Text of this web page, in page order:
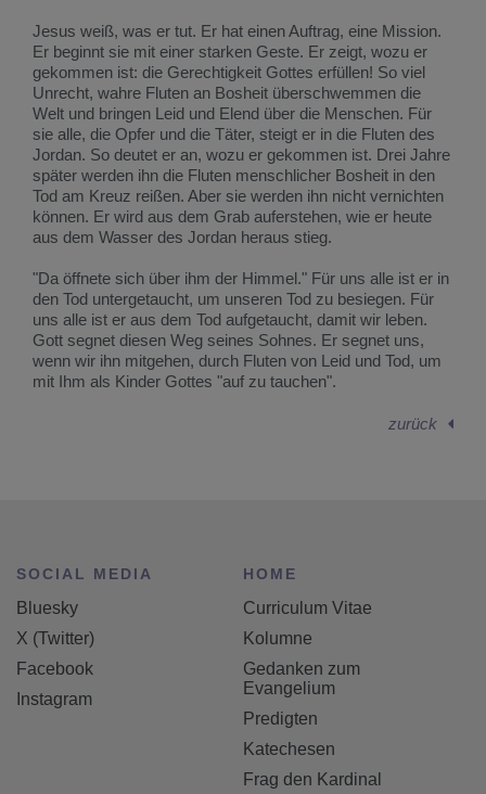
Jesus weiß, was er tut. Er hat einen Auftrag, eine Mission.
Er beginnt sie mit einer starken Geste. Er zeigt, wozu er
gekommen ist: die Gerechtigkeit Gottes erfüllen! So viel
Unrecht, wahre Fluten an Bosheit überschwemmen die
Welt und bringen Leid und Elend über die Menschen. Für
sie alle, die Opfer und die Täter, steigt er in die Fluten des
Jordan. So deutet er an, wozu er gekommen ist. Drei Jahre
später werden ihn die Fluten menschlicher Bosheit in den
Tod am Kreuz reißen. Aber sie werden ihn nicht vernichten
können. Er wird aus dem Grab auferstehen, wie er heute
aus dem Wasser des Jordan heraus stieg.
"Da öffnete sich über ihm der Himmel." Für uns alle ist er in
den Tod untergetaucht, um unseren Tod zu besiegen. Für
uns alle ist er aus dem Tod aufgetaucht, damit wir leben.
Gott segnet diesen Weg seines Sohnes. Er segnet uns,
wenn wir ihn mitgehen, durch Fluten von Leid und Tod, um
mit Ihm als Kinder Gottes "auf zu tauchen".
zurück
SOCIAL MEDIA
Bluesky
X (Twitter)
Facebook
Instagram
HOME
Curriculum Vitae
Kolumne
Gedanken zum
Evangelium
Predigten
Katechesen
Frag den Kardinal